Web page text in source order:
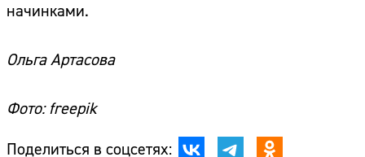
начинками.
Ольга Артасова
Фото: freepik
Поделиться в соцсетях: